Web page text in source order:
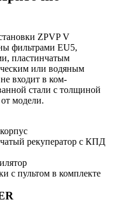
ZPVP V
фильтрами EU5,
пластинчатым
или водяным
входит в ком-
стали с толщиной
модели.
рекуператор с КПД
с пультом в комплекте